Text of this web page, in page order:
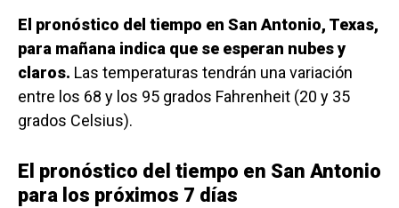
El pronóstico del tiempo en San Antonio, Texas,
para mañana indica que se esperan nubes y
claros. Las temperaturas tendrán una variación
entre los 68 y los 95 grados Fahrenheit (20 y 35
grados Celsius).
El pronóstico del tiempo en San Antonio
para los próximos 7 días